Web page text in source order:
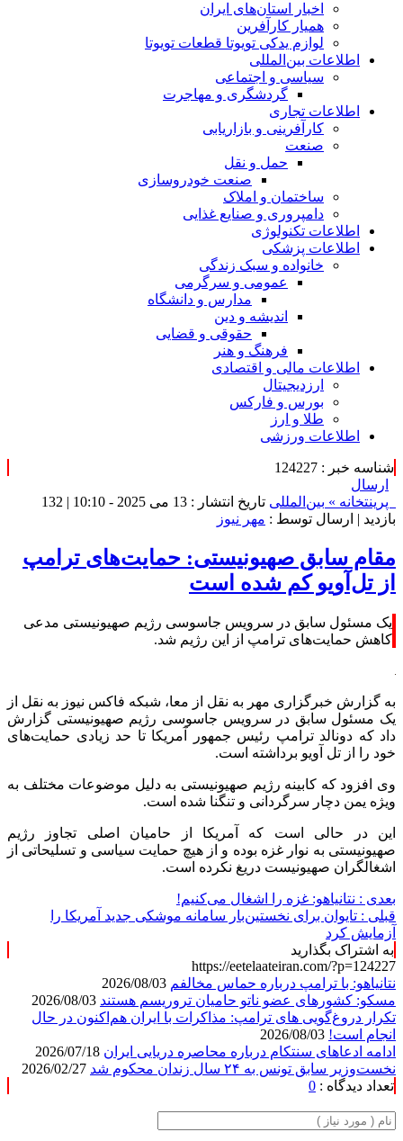
اخبار استان‌های ایران
همیار کارآفرین
لوازم یدکی تویوتا قطعات تویوتا
اطلاعات بین‌المللی
سیاسی و اجتماعی
گردشگری و مهاجرت
اطلاعات تجاری
کارآفرینی و بازاریابی
صنعت
حمل و نقل
صنعت خودروسازی
ساختمان و املاک
دامپروری و صنایع غذایی
اطلاعات تکنولوژی
اطلاعات پزشکی
خانواده و سبک زندگی
عمومی و سرگرمی
مدارس و دانشگاه
اندیشه و دین
حقوقی و قضایی
فرهنگ و هنر
اطلاعات مالی و اقتصادی
ارزدیجیتال
بورس و فارکس
طلا و ارز
اطلاعات ورزشی
شناسه خبر : 124227
ارسال
پرینتخانه » بین‌المللی تاریخ انتشار : 13 می 2025 - 10:10 |
132
بازدید | ارسال توسط : مهر نیوز
مقام سابق صهیونیستی: حمایت‌های ترامپ
از تل‌آویو کم شده است
یک مسئول سابق در سرویس جاسوسی رژیم صهیونیستی مدعی
کاهش حمایت‌های ترامپ از این رژیم شد.
به گزارش خبرگزاری مهر به نقل از معا، شبکه فاکس نیوز به نقل از
یک مسئول سابق در سرویس جاسوسی رژیم صهیونیستی گزارش
داد که دونالد ترامپ رئیس جمهور آمریکا تا حد زیادی حمایت‌های
خود را از تل آویو برداشته است.
وی افزود که کابینه رژیم صهیونیستی به دلیل موضوعات مختلف به
ویژه یمن دچار سرگردانی و تنگنا شده است.
این در حالی است که آمریکا از حامیان اصلی تجاوز رژیم
صهیونیستی به نوار غزه بوده و از هیچ حمایت سیاسی و تسلیحاتی از
اشغالگران صهیونیست دریغ نکرده است.
بعدی : نتانیاهو: غزه را اشغال می‌کنیم!
قبلی : تایوان برای نخستین‌بار سامانه موشکی جدید آمریکا را
آزمایش کرد
به اشتراک بگذارید
https://eetelaateiran.com/?p=124227
نتانیاهو: با ترامپ درباره حماس مخالفم
مسکو: کشورهای عضو ناتو حامیان تروریسم هستند
تکرار دروغ‌گویی های ترامپ: مذاکرات با ایران هم‌اکنون در حال
انجام است!
ادامه ادعاهای سنتکام درباره محاصره دریایی ایران
نخست‌وزیر سابق تونس به ۲۴ سال زندان محکوم شد
تعداد دیدگاه : 0